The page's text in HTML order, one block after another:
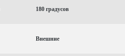
180 градусов
Внешние